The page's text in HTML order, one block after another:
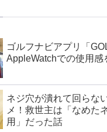
ゴルフナビアプリ「
AppleWatchでの使用感
ネジ穴が潰れて回らな
メ！救世主は「なめた
用」だった話